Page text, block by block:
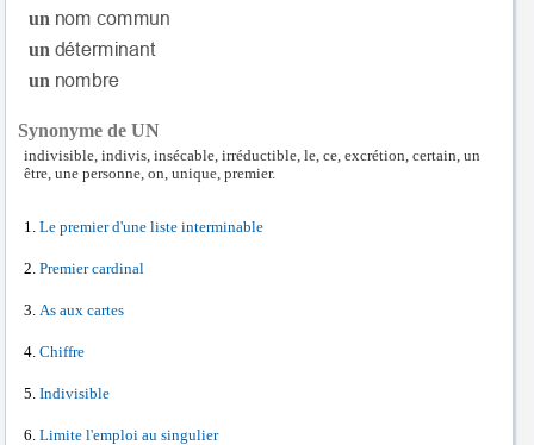
un
un
un
Synonyme de UN
indivisible, indivis, insécable, irréductible, le, ce, excrétion, certain, un
être, une personne, on, unique, premier.
Le premier d'une liste interminable
Premier cardinal
As aux cartes
Chiffre
Indivisible
Limite l'emploi au singulier